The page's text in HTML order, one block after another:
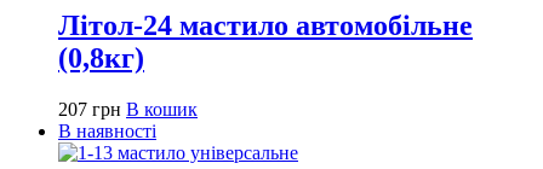
Літол-24 мастило автомобільне
(0,8кг)
207 грн В кошик
В наявності